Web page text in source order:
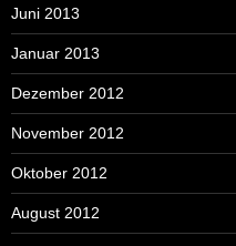
Juni 2013
Januar 2013
Dezember 2012
November 2012
Oktober 2012
August 2012